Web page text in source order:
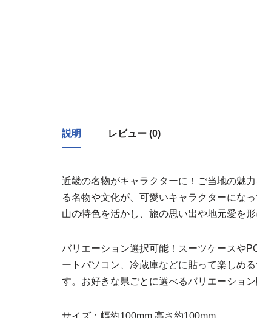
説明 レビュー (0)
近畿の名物がキャラクターに！ご当地の魅
る名物や文化が、可愛いキャラクターにな
山の特色を活かし、旅の思い出や地元愛を
バリエーション選択可能！スーツケースや
ートパソコン、冷蔵庫などに貼って楽しめ
す。お好きな県ごとに選べるバリエーショ